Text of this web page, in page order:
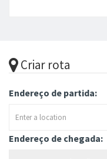
Criar rota
Endereço de partida:
Endereço de chegada: